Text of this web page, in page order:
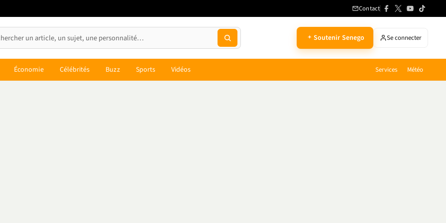
Contact
Soutenir Senego Se connecter
Économie Célébrités Buzz Sports Vidéos Services Météo